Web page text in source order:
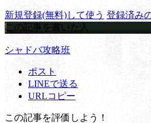
新規登録(無料)して使う 登録済み
この記事を書いた人
シャドバ攻略班
ポスト
LINEで送る
URLコピー
この記事を評価しよう！